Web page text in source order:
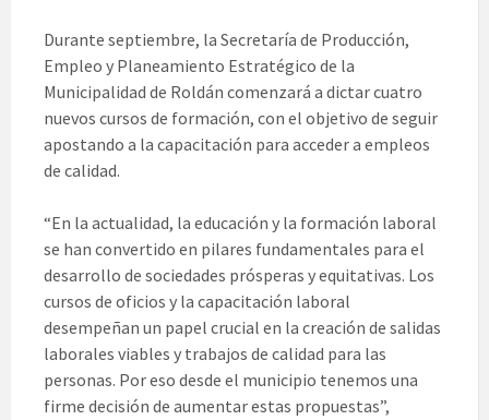
Durante septiembre, la Secretaría de Producción,
Empleo y Planeamiento Estratégico de la
Municipalidad de Roldán comenzará a dictar cuatro
nuevos cursos de formación, con el objetivo de seguir
apostando a la capacitación para acceder a empleos
de calidad.
“En la actualidad, la educación y la formación laboral
se han convertido en pilares fundamentales para el
desarrollo de sociedades prósperas y equitativas. Los
cursos de oficios y la capacitación laboral
desempeñan un papel crucial en la creación de salidas
laborales viables y trabajos de calidad para las
personas. Por eso desde el municipio tenemos una
firme decisión de aumentar estas propuestas”,